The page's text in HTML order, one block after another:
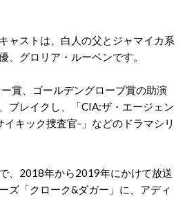
ャストは、白人の父とジャマイカ系
、グロリア・ルーベンです。
ー賞、ゴールデングローブ賞の助演
ブレイクし、「CIA:ザ・エージェン
キック捜査官-」などのドラマシリ
、2018年から2019年にかけて放送
ズ「クローク&ダガー」に、アディ